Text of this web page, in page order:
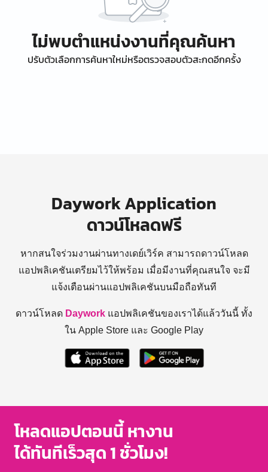
ไม่พบตำแหน่งงานที่คุณค้นหา
ปรับตัวเลือกการค้นหาใหม่หรือตรวจสอบตัวสะกดอีกครั้ง
Daywork Application
ดาวน์โหลดฟรี
หากสนใจร่วมงานผ่านทางเดย์เวิร์ค สามารถดาวน์โหลด
แอปพลิเคชันเตรียมไว้ให้พร้อม เมื่อมีงานที่คุณสนใจ จะมี
แจ้งเตือนผ่านแอปพลิเคชันบนมือถือทันที
ดาวน์โหลด Daywork แอปพลิเคชันของเราได้แล้ววันนี้ ทั้ง
ใน Apple Store และ Google Play
โหลดแอปตอนนี้ หางาน
ได้ทันทีเร็วสุด 1 ชั่วโมง!